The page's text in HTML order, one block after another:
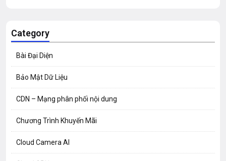
Category
Bài Đại Diện
Bảo Mật Dữ Liệu
CDN – Mạng phân phối nội dung
Chương Trình Khuyến Mãi
Cloud Camera AI